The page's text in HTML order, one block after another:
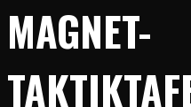
MAGNET-